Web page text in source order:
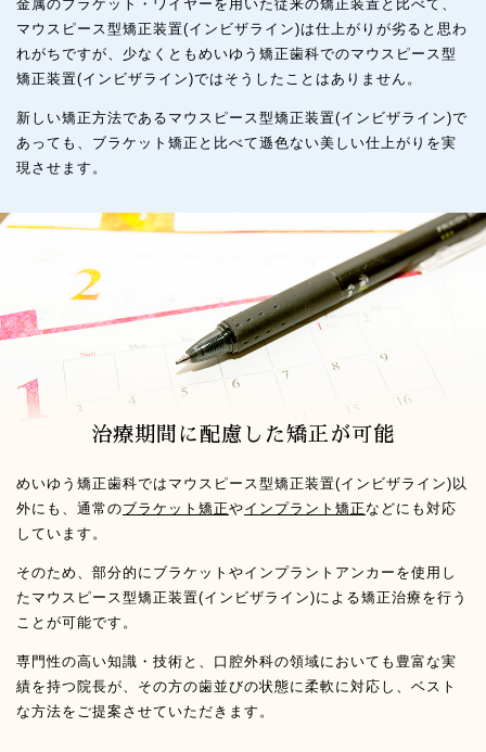
金属のブラケット・ワイヤーを用いた従来の矯正装置と比べて、
マウスピース型矯正装置(インビザライン)は仕上がりが劣ると思わ
れがちですが、少なくともめいゆう矯正歯科でのマウスピース型
矯正装置(インビザライン)ではそうしたことはありません。
新しい矯正方法であるマウスピース型矯正装置(インビザライン)で
あっても、ブラケット矯正と比べて遜色ない美しい仕上がりを実
現させます。
治療期間に配慮した矯正が可能
めいゆう矯正歯科ではマウスピース型矯正装置(インビザライン)以
外にも、通常のブラケット矯正やインプラント矯正などにも対応
しています。
そのため、部分的にブラケットやインプラントアンカーを使用し
たマウスピース型矯正装置(インビザライン)による矯正治療を行う
ことが可能です。
専門性の高い知識・技術と、口腔外科の領域においても豊富な実
績を持つ院長が、その方の歯並びの状態に柔軟に対応し、ベスト
な方法をご提案させていただきます。